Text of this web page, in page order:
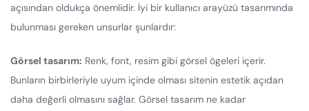
açısından oldukça önemlidir. İyi bir kullanıcı arayüzü tasarımında
bulunması gereken unsurlar şunlardır:
Görsel tasarım: Renk, font, resim gibi görsel ögeleri içerir.
Bunların birbirleriyle uyum içinde olması sitenin estetik açıdan
daha değerli olmasını sağlar. Görsel tasarım ne kadar